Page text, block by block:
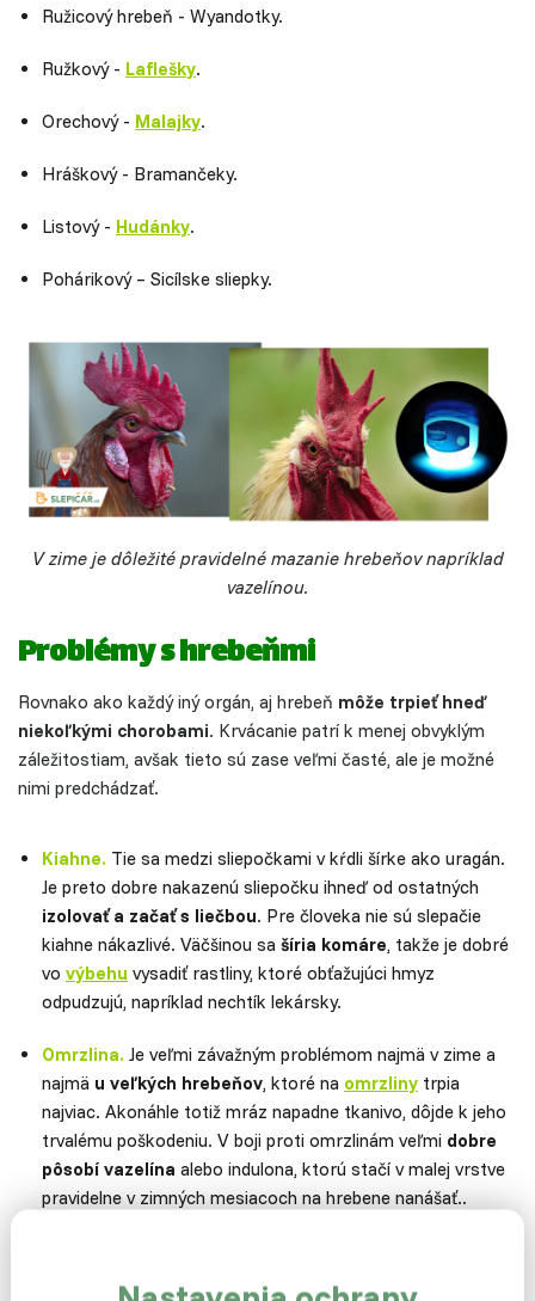
Ružicový hrebeň - Wyandotky.
Ružkový - Laflešky.
Orechový - Malajky.
Hráškový - Bramančeky.
Listový - Hudánky.
Pohárikový – Sicílske sliepky.
V zime je dôležité pravidelné mazanie hrebeňov napríklad
vazelínou.
Problémy s hrebeňmi
Rovnako ako každý iný orgán, aj hrebeň môže trpieť hneď
niekoľkými chorobami. Krvácanie patrí k menej obvyklým
záležitostiam, avšak tieto sú zase veľmi časté, ale je možné
nimi predchádzať.
Kiahne. Tie sa medzi sliepočkami v kŕdli šírke ako uragán.
Je preto dobre nakazenú sliepočku ihneď od ostatných
izolovať a začať s liečbou. Pre človeka nie sú slepačie
kiahne nákazlivé. Väčšinou sa šíria komáre, takže je dobré
vo výbehu vysadiť rastliny, ktoré obťažujúci hmyz
odpudzujú, napríklad nechtík lekársky.
Omrzlina. Je veľmi závažným problémom najmä v zime a
najmä u veľkých hrebeňov, ktoré na omrzliny trpia
najviac. Akonáhle totiž mráz napadne tkanivo, dôjde k jeho
trvalému poškodeniu. V boji proti omrzlinám veľmi dobre
pôsobí vazelína alebo indulona, ​​ktorú stačí v malej vrstve
pravidelne v zimných mesiacoch na hrebene nanášať..
hrebeňmi má silnejšie kosti a znáša viac vajíčok?